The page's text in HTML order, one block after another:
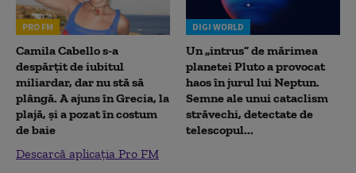
PRO FM
Camila Cabello s-a
despărțit de iubitul
miliardar, dar nu stă să
plângă. A ajuns în Grecia, la
plajă, și a pozat în costum
de baie
Descarcă aplicația Pro FM
DIGI WORLD
Un „intrus” de mărimea
planetei Pluto a provocat
haos în jurul lui Neptun.
Semne ale unui cataclism
străvechi, detectate de
telescopul...